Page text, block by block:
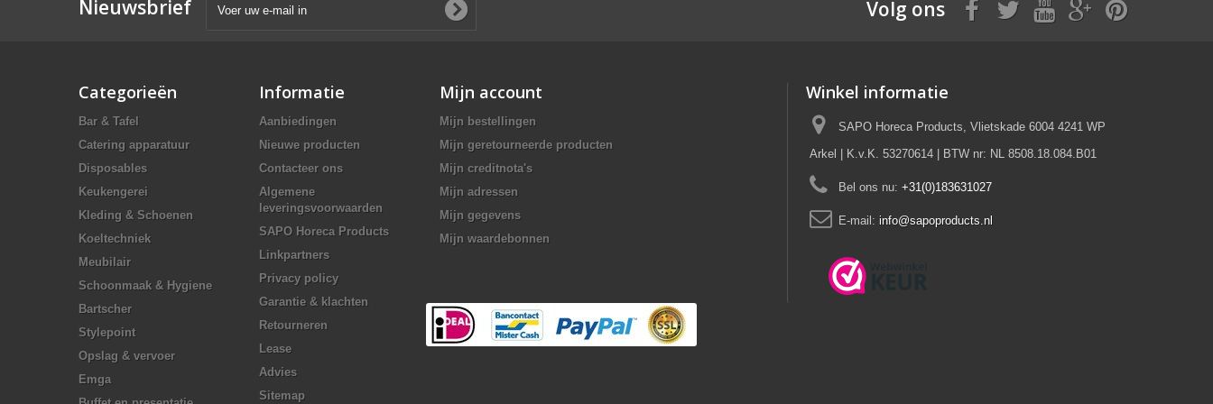
Nieuwsbrief Volg ons
Categorieën
Bar & Tafel
Catering apparatuur
Disposables
Keukengerei
Kleding & Schoenen
Koeltechniek
Meubilair
Schoonmaak & Hygiene
Bartscher
Stylepoint
Opslag & vervoer
Emga
Informatie
Aanbiedingen
Nieuwe producten
Contacteer ons
Algemene
leveringsvoorwaarden
SAPO Horeca Products
Linkpartners
Privacy policy
Garantie & klachten
Retourneren
Lease
Advies
Sitemap
Mijn account
Mijn bestellingen
Mijn geretourneerde producten
Mijn creditnota's
Mijn adressen
Mijn gegevens
Mijn waardebonnen
Winkel informatie
SAPO Horeca Products, Vlietskade 6004 4241 WP
Arkel | K.v.K. 53270614 | BTW nr: NL 8508.18.084.B01
Bel ons nu: +31(0)183631027
E-mail: info@sapoproducts.nl